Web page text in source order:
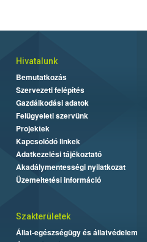
Hivatalunk
Bemutatkozás
Szervezeti felépítés
Gazdálkodási adatok
Felügyeleti szervünk
Projektek
Kapcsolódó linkek
Adatkezelési tájékoztató
Akadálymentességi nyilatkozat
Üzemeltetési információ
Szakterületek
Állat-egészségügy és állatvédelem